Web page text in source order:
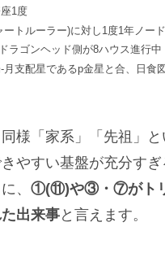
1度
ートルーラー)に対し1度1年ノー
ラゴンヘッド側が8ハウス進行中
月支配星であるp金星と合、日食
様「家系」「先祖」
やすい基盤が充分す
、 ①(⑪)や③・⑦がトリ
出来事と言えます。